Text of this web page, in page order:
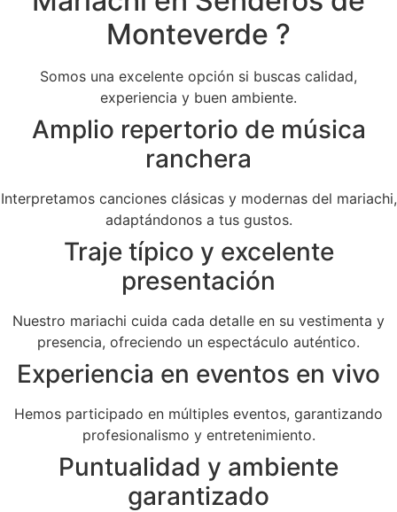
Monteverde ?
Somos una excelente opción si buscas calidad,
experiencia y buen ambiente.
Amplio repertorio de música
ranchera
Interpretamos canciones clásicas y modernas del mariachi,
adaptándonos a tus gustos.
Traje típico y excelente
presentación
Nuestro mariachi cuida cada detalle en su vestimenta y
presencia, ofreciendo un espectáculo auténtico.
Experiencia en eventos en vivo
Hemos participado en múltiples eventos, garantizando
profesionalismo y entretenimiento.
Puntualidad y ambiente
garantizado